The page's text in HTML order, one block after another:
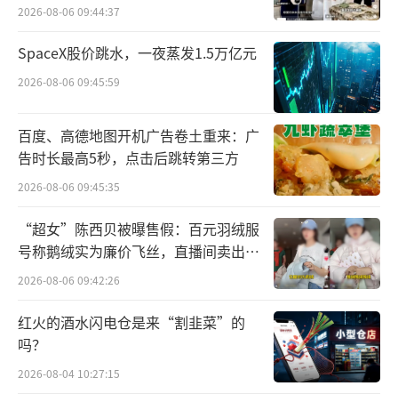
2026-08-06 09:44:37
SpaceX股价跳水，一夜蒸发1.5万亿元
2026-08-06 09:45:59
百度、高德地图开机广告卷土重来：广
告时长最高5秒，点击后跳转第三方
2026-08-06 09:45:35
“超女”陈西贝被曝售假：百元羽绒服
号称鹅绒实为廉价飞丝，直播间卖出超
百万元
2026-08-06 09:42:26
红火的酒水闪电仓是来“割韭菜”的
吗？
2026-08-04 10:27:15